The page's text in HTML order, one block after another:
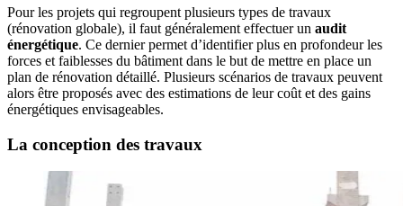
Pour les projets qui regroupent plusieurs types de travaux
(rénovation globale), il faut généralement effectuer un audit
énergétique. Ce dernier permet d’identifier plus en profondeur les
forces et faiblesses du bâtiment dans le but de mettre en place un
plan de rénovation détaillé. Plusieurs scénarios de travaux peuvent
alors être proposés avec des estimations de leur coût et des gains
énergétiques envisageables.
La conception des travaux